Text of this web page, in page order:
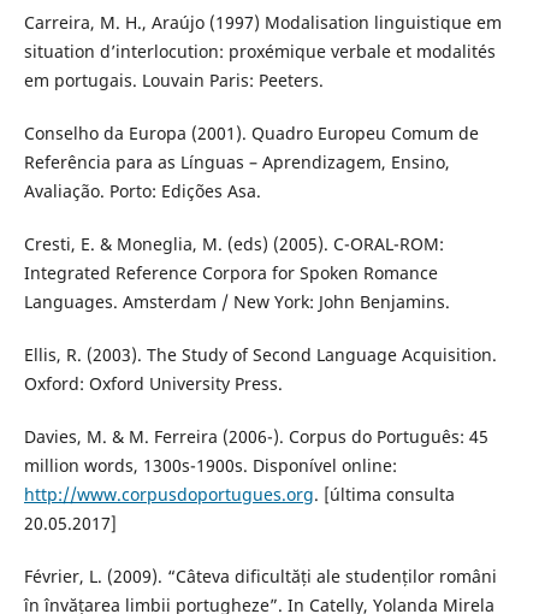
Carreira, M. H., Araújo (1997) Modalisation linguistique em
situation d’interlocution: proxémique verbale et modalités
em portugais. Louvain Paris: Peeters.
Conselho da Europa (2001). Quadro Europeu Comum de
Referência para as Línguas – Aprendizagem, Ensino,
Avaliação. Porto: Edições Asa.
Cresti, E. & Moneglia, M. (eds) (2005). C-ORAL-ROM:
Integrated Reference Corpora for Spoken Romance
Languages. Amsterdam / New York: John Benjamins.
Ellis, R. (2003). The Study of Second Language Acquisition.
Oxford: Oxford University Press.
Davies, M. & M. Ferreira (2006-). Corpus do Português: 45
million words, 1300s-1900s. Disponível online:
http://www.corpusdoportugues.org. [última consulta
20.05.2017]
Février, L. (2009). “Câteva dificultăți ale studenților români
în învățarea limbii portugheze”. In Catelly, Yolanda Mirela